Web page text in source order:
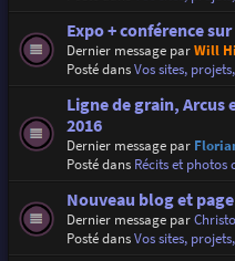
Expo + conférence
Dernier message parWill
Posté dansVos sites,
Ligne de grain,
2016
Dernier message par
Posté dans Récits et photos
Nouveau blog et
Dernier message par
Posté dansVos sites,